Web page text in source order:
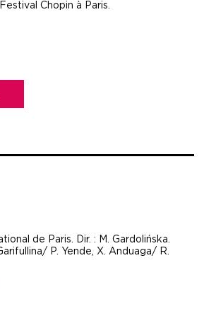
Chopin à Paris.
de Paris. Dir. : M. Gardolińska.
P. Yende, X. Anduaga/ R.